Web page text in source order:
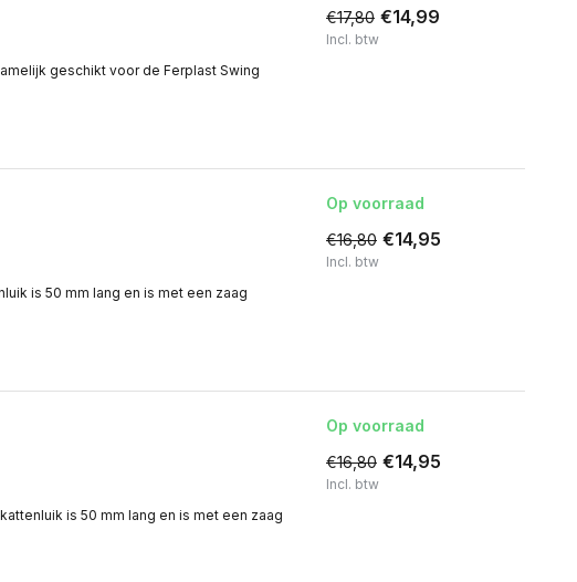
geschikt voor de Ferplast Swing
€17,80 €14,99
Incl. btw
is 50 mm lang en is met een zaag
Op voorraad
€16,80 €14,95
Incl. btw
is 50 mm lang en is met een zaag
Op voorraad
€16,80 €14,95
Incl. btw